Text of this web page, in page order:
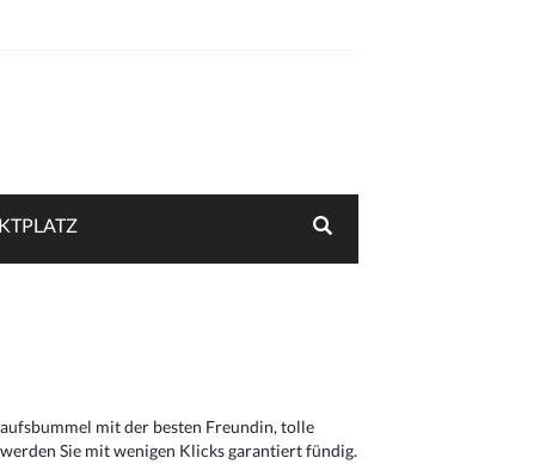
mit der besten Freundin, tolle
Sie mit wenigen Klicks garantiert fündig.